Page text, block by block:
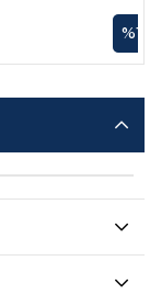
%13